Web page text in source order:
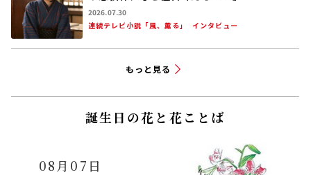
2026.07.30
連続テレビ小説「風、薫る」
インタビュー
もっと見る
誕生日の花と花ことば
08月07日